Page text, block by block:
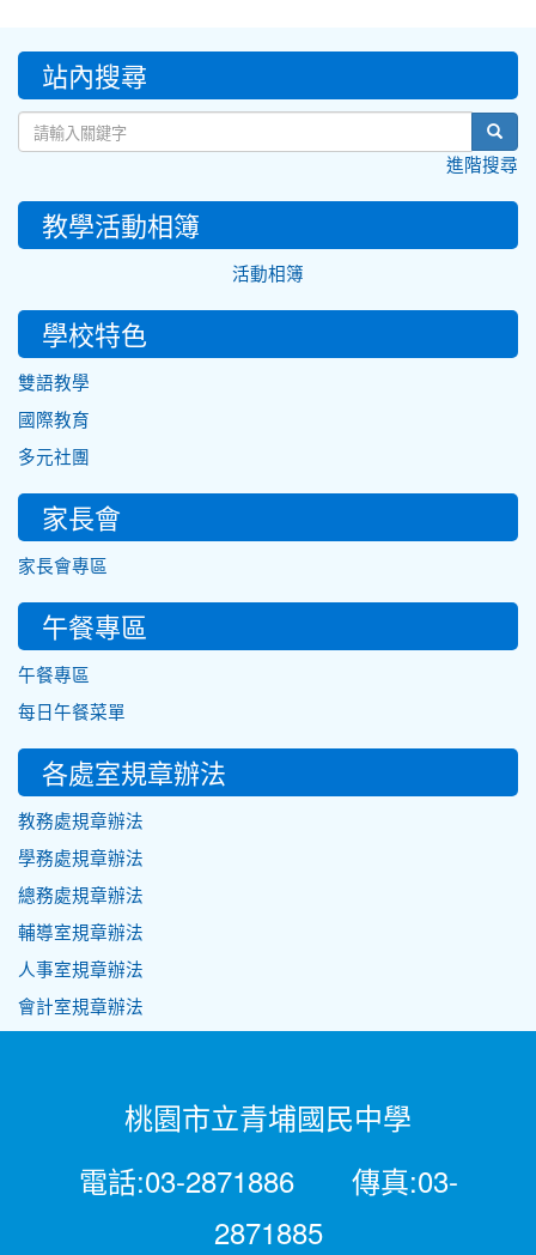
::: 站內搜尋
進階搜尋
教學活動相簿
活動相簿
學校特色
雙語教學
國際教育
多元社團
家長會
家長會專區
午餐專區
午餐專區
每日午餐菜單
各處室規章辦法
教務處規章辦法
學務處規章辦法
總務處規章辦法
輔導室規章辦法
人事室規章辦法
會計室規章辦法
桃園市立青埔國民中學
電話:03-2871886 傳真:03-
2871885